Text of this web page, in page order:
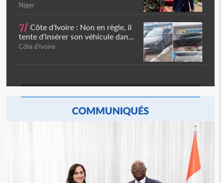
Niger
7/ Côte d'Ivoire : Non en règle, il
tente d'insérer son véhicule dan...
Côte d'Ivoire
COMMUNIQUÉS